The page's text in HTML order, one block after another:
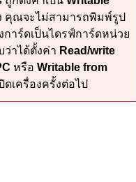
คุณจะไม่สามารถพิมพ์รูป
การ์ดเป็นไดรฟ์การ์ดหน่วย
าได้ตั้งค่า Read/write
หรือ Writable from
ดเครื่องครั้งต่อไป